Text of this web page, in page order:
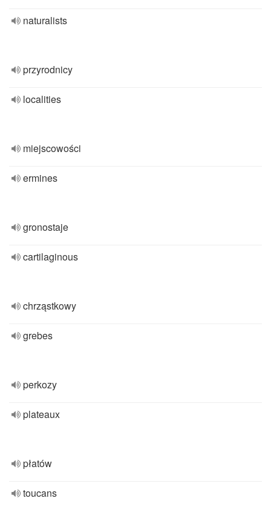
naturalists
przyrodnicy
localities
miejscowości
ermines
gronostaje
cartilaginous
chrząstkowy
grebes
perkozy
plateaux
płatów
toucans